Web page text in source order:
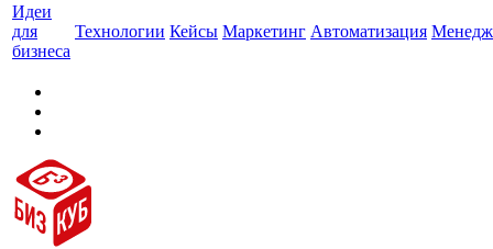
Идеи
для
бизнеса
Технологии Кейсы Маркетинг Автоматизация